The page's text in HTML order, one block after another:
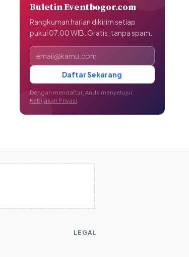
Buletin Eventbogor.com
Rangkuman harian dikirim setiap
pukul 07.00 WIB. Gratis, tanpa spam.
Alamat email
Daftar Sekarang
Dengan mendaftar, Anda menyetujui
Kebijakan Privasi
LEGAL